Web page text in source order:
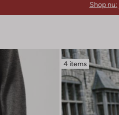
Shop nu:
4 items